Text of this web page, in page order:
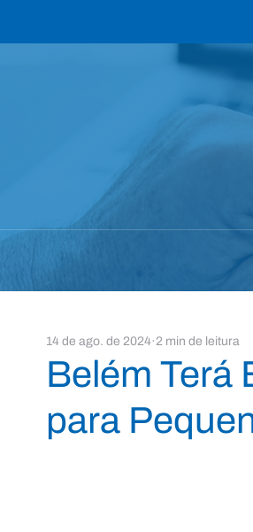
Belém Terá
para
14 de ago. de 2024 2 min de leitura